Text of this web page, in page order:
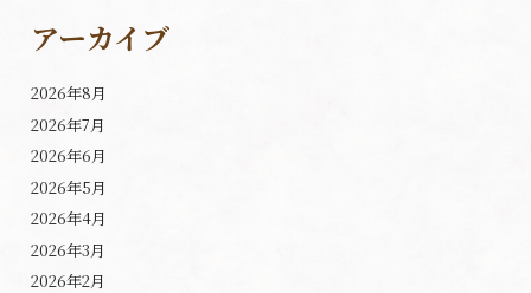
アーカイブ
2026年8月
2026年7月
2026年6月
2026年5月
2026年4月
2026年3月
2026年2月